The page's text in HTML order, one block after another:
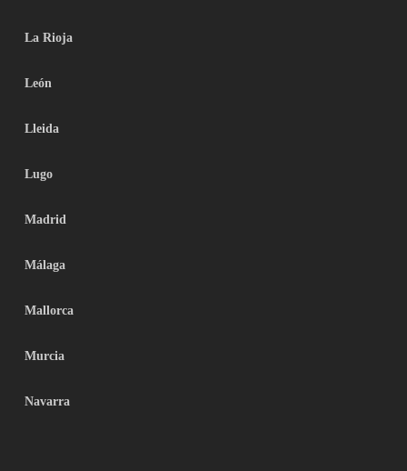
La Rioja
León
Lleida
Lugo
Madrid
Málaga
Mallorca
Murcia
Navarra